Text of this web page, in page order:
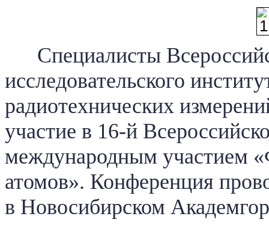
Специалисты
исследовательского
радиотехнических
участие в 16-й
международным участием
атомов». Конференция
в Новосибирском